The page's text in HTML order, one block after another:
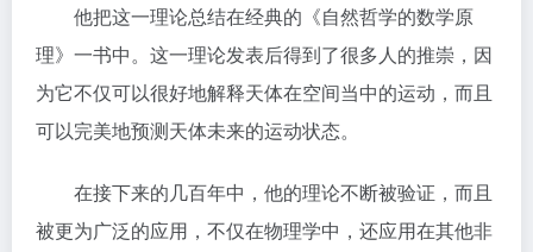
他把这一理论总结在经典的《自然哲学的数学原
理》一书中。这一理论发表后得到了很多人的推崇，因
为它不仅可以很好地解释天体在空间当中的运动，而且
可以完美地预测天体未来的运动状态。
在接下来的几百年中，他的理论不断被验证，而且
被更为广泛的应用，不仅在物理学中，还应用在其他非